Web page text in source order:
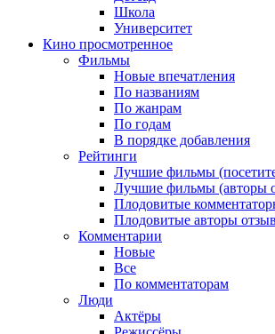
Школа
Университет
Кино просмотренное
Фильмы
Новые впечатления
По названиям
По жанрам
По годам
В порядке добавления
Рейтинги
Лучшие фильмы
Лучшие фильмы (авторы
Плодовитые
Плодовитые авторы
Комментарии
Новые
Все
По комментаторам
Люди
Актёры